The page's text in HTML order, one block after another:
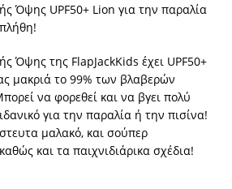
Όψης UPF50+ Lion για την παραλία
Όψης της FlapJackKids έχει UPF50+
μακριά το 99% των βλαβερών
να φορεθεί και να βγει πολύ
για την παραλία ή την πισίνα!
μαλακό, και σούπερ
και τα παιχνιδιάρικα σχέδια!